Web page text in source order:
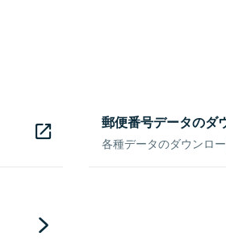
郵便番号データのダ
各種データのダウンロ